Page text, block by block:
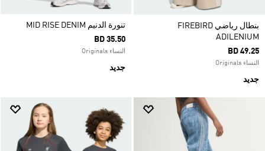
بنطال رياضي FIREBIRD
ADILENIUM
BD 49.25
النساء Originals
جديد
تنورة الدنيم MID RISE DENIM
BD 35.50
النساء Originals
جديد